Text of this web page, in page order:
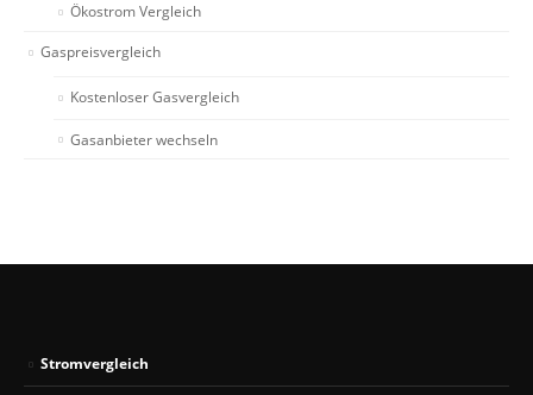
Ökostrom Vergleich
Gaspreisvergleich
Kostenloser Gasvergleich
Gasanbieter wechseln
Stromvergleich